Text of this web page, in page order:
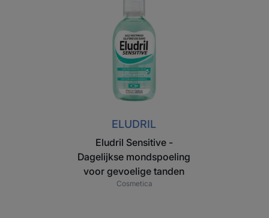
Sensitive
Dagelijkse
mondspoeling
voor
gevoelige
tanden
ELUDRIL
Eludril Sensitive -
Dagelijkse mondspoeling
voor gevoelige tanden
Cosmetica